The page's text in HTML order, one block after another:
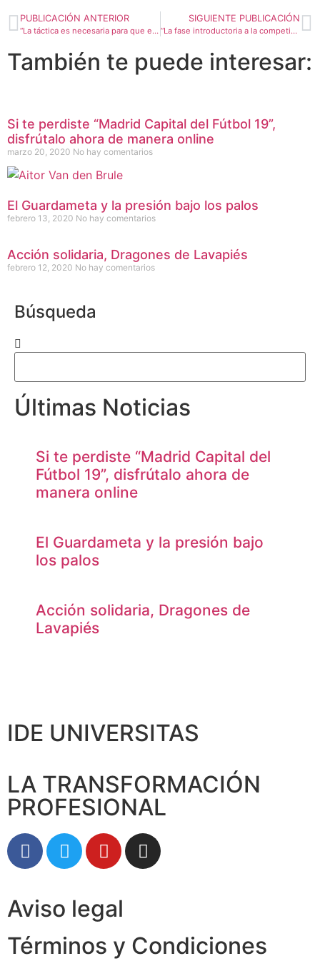
PUBLICACIÓN ANTERIOR
“La táctica es necesaria para que el árbitro se anticipe a los posibles eventos que tenga que decidir”
SIGUIENTE PUBLICACIÓN
“La fase introductoria a la competición tiene que respetar una pequeña activación metabólica general”
También te puede interesar:
Si te perdiste “Madrid Capital del Fútbol 19”,
disfrútalo ahora de manera online
marzo 20, 2020 No hay comentarios
El Guardameta y la presión bajo los palos
febrero 13, 2020 No hay comentarios
Acción solidaria, Dragones de Lavapiés
febrero 12, 2020 No hay comentarios
Búsqueda
Últimas Noticias
Si te perdiste “Madrid Capital del
Fútbol 19”, disfrútalo ahora de
manera online
El Guardameta y la presión bajo
los palos
Acción solidaria, Dragones de
Lavapiés
IDE UNIVERSITAS
LA TRANSFORMACIÓN
PROFESIONAL
Aviso legal
Términos y Condiciones